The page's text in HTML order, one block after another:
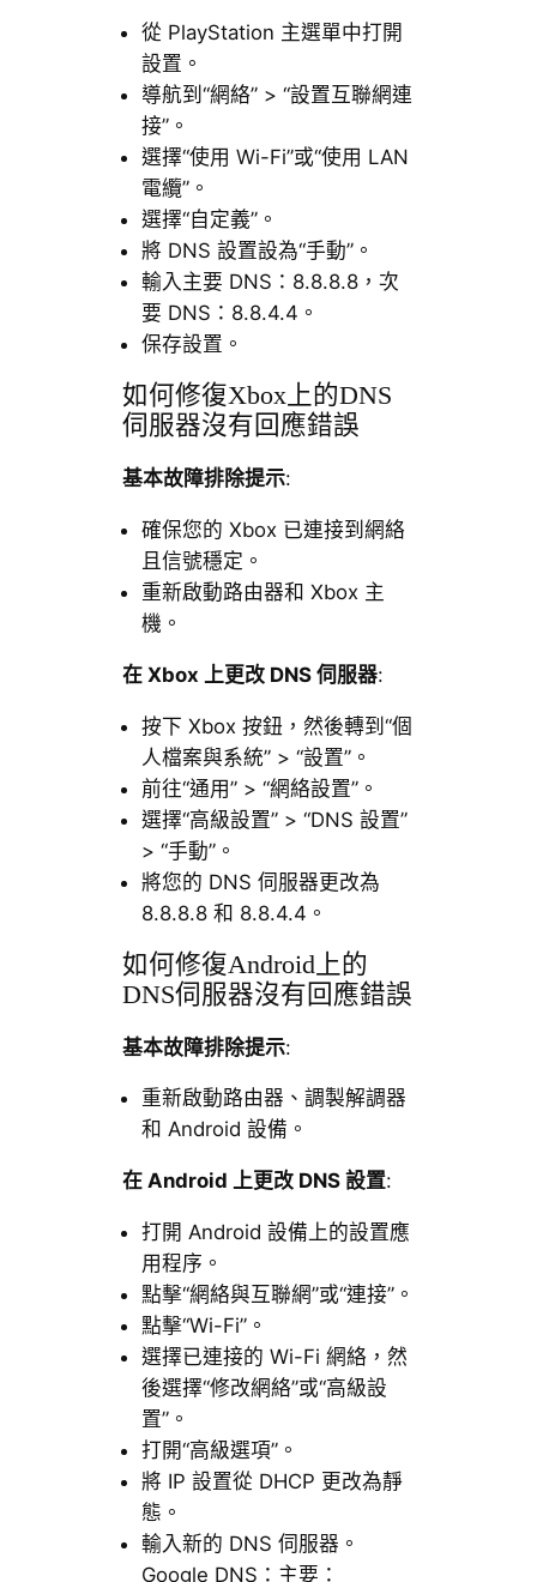
從 PlayStation 主選單中打開
設置。
導航到“網絡” > “設置互聯網連
接”。
選擇“使用 Wi-Fi”或“使用 LAN
電纜”。
選擇“自定義”。
將 DNS 設置設為“手動”。
輸入主要 DNS：8.8.8.8，次
要 DNS：8.8.4.4。
保存設置。
如何修復Xbox上的DNS
伺服器沒有回應錯誤
基本故障排除提示:
確保您的 Xbox 已連接到網絡
且信號穩定。
重新啟動路由器和 Xbox 主
機。
在 Xbox 上更改 DNS 伺服器:
按下 Xbox 按鈕，然後轉到“個
人檔案與系統” > “設置”。
前往“通用” > “網絡設置”。
選擇“高級設置” > “DNS 設置”
> “手動”。
將您的 DNS 伺服器更改為
8.8.8.8 和 8.8.4.4。
如何修復Android上的
DNS伺服器沒有回應錯誤
基本故障排除提示:
重新啟動路由器、調製解調器
和 Android 設備。
在 Android 上更改 DNS 設置:
打開 Android 設備上的設置應
用程序。
點擊“網絡與互聯網”或“連接”。
點擊“Wi-Fi”。
選擇已連接的 Wi-Fi 網絡，然
後選擇“修改網絡”或“高級設
置”。
打開“高級選項”。
將 IP 設置從 DHCP 更改為靜
態。
輸入新的 DNS 伺服器。
Google DNS：主要：